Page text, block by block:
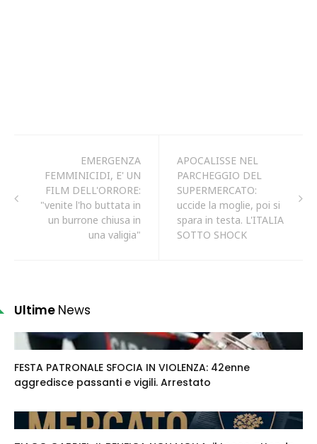
EMERGENZA
FEMMINICIDI, E' UN
FILM DELL'ORRORE:
"venite l'ho buttata in
un burrone chiusa in
una valigia"
APOCALISSE NEL
PARCHEGGIO DEL
SUPERMERCATO:
uccide la moglie, poi si
spara in testa. L'ITALIA
SOTTO SHOCK
Ultime News
FESTA PATRONALE SFOCIA IN VIOLENZA: 42enne
aggredisce passanti e vigili. Arrestato